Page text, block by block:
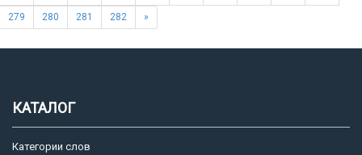
279 280 281 282 »
КАТАЛОГ
Категории слов